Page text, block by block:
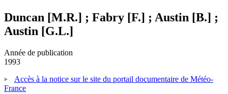
Duncan [M.R.] ; Fabry [F.] ; Austin [B.] ;
Austin [G.L.]
Année de publication
1993
Accès à la notice sur le site du portail documentaire de Météo-
France